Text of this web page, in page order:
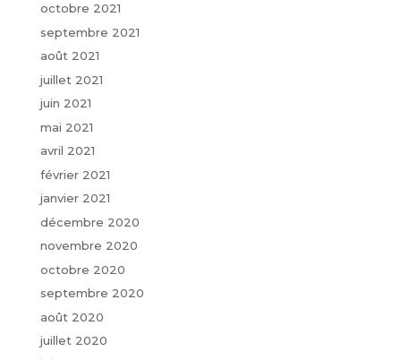
octobre 2021
septembre 2021
août 2021
juillet 2021
juin 2021
mai 2021
avril 2021
février 2021
janvier 2021
décembre 2020
novembre 2020
octobre 2020
septembre 2020
août 2020
juillet 2020